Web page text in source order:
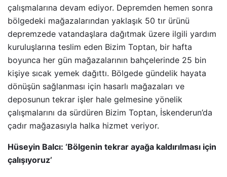
çalışmalarına devam ediyor. Depremden hemen sonra
bölgedeki mağazalarından yaklaşık 50 tır ürünü
depremzede vatandaşlara dağıtmak üzere ilgili yardım
kuruluşlarına teslim eden Bizim Toptan, bir hafta
boyunca her gün mağazalarının bahçelerinde 25 bin
kişiye sıcak yemek dağıttı. Bölgede gündelik hayata
dönüşün sağlanması için hasarlı mağazaları ve
deposunun tekrar işler hale gelmesine yönelik
çalışmalarını da sürdüren Bizim Toptan, İskenderun’da
çadır mağazasıyla halka hizmet veriyor.
Hüseyin Balcı: ‘Bölgenin tekrar ayağa kaldırılması için
çalışıyoruz’